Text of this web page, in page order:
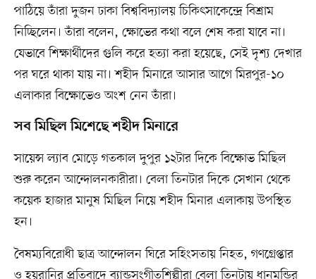
পাঠিয়ে তাঁরা দুজন ঢাকা বিশ্ববিদ্যালয় চিকিৎসাকেন্দ্রে বিশ্রাম
নিচ্ছিলেন। তাঁরা বলেন, ক্ষোভের কথা বলে শেষ করা যাবে না।
যেভাবে শিক্ষার্থীদের গুলি করে হত্যা করা হয়েছে, সেই দৃশ্য দেখার
পর ঘরে থাকা যায় না। শহীদ মিনারে আসার আগে মিরপুর-১০
এলাকার বিক্ষোভেও অংশ নেন তাঁরা।
সব মিছিল মিশেছে শহীদ মিনারে
সায়েন্স ল্যাব মোড়ে গতকাল দুপুর ১২টার দিকে বিক্ষোভ মিছিল
শুরু করেন আন্দোলনকারীরা। বেলা তিনটার দিকে সেখান থেকে
কয়েক হাজার মানুষ মিছিল নিয়ে শহীদ মিনার এলাকায় উপস্থিত
হন।
বৈষম্যবিরোধী ছাত্র আন্দোলন ঘিরে সহিংসতায় নিহত, গণগ্রেপ্তার